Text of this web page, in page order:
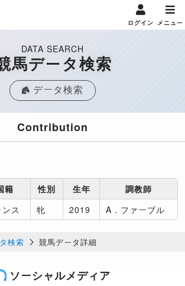
ログイン メニュー
DATA SEARCH
馬データ検索
データ検索
Contribution
籍 性別 生年
調教師
ス 牝 2019 A．ファーブル
検索 競馬データ詳細
ソーシャルメディア